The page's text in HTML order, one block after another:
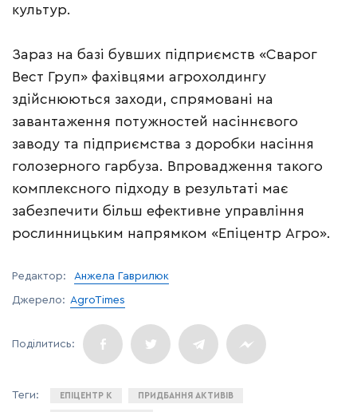
культур.
Зараз на базі бувших підприємств «Сварог
Вест Груп» фахівцями агрохолдингу
здійснюються заходи, спрямовані на
завантаження потужностей насіннєвого
заводу та підприємства з доробки насіння
голозерного гарбуза. Впровадження такого
комплексного підходу в результаті має
забезпечити більш ефективне управління
рослинницьким напрямком «Епіцентр Агро».
Редактор: Анжела Гаврилюк
Джерело: AgroTimes
ЕПІЦЕНТР К ПРИДБАННЯ АКТИВІВ